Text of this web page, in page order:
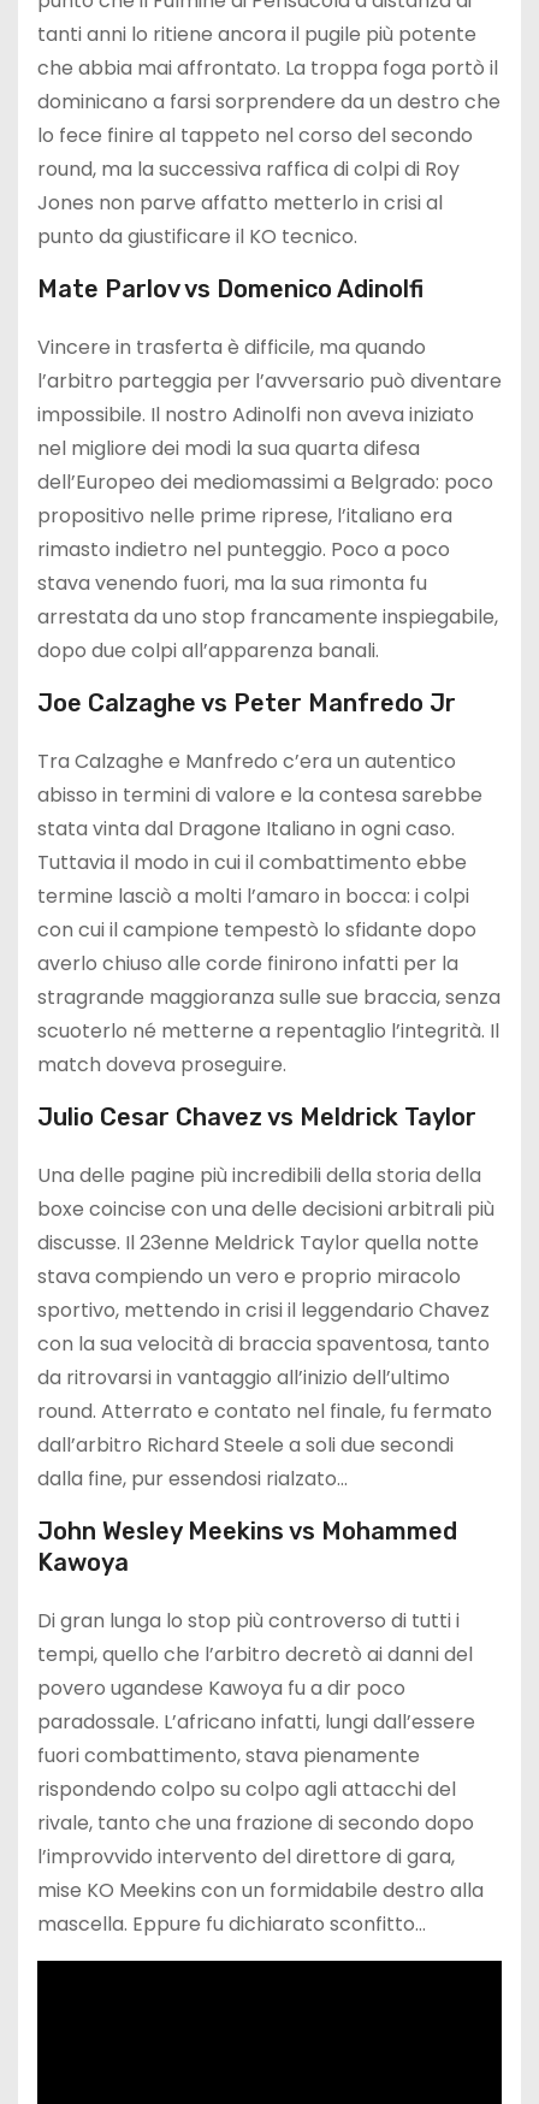
tanti anni lo ritiene ancora il pugile più potente
che abbia mai affrontato. La troppa foga portò il
dominicano a farsi sorprendere da un destro che
lo fece finire al tappeto nel corso del secondo
round, ma la successiva raffica di colpi di Roy
Jones non parve affatto metterlo in crisi al
punto da giustificare il KO tecnico.
Mate Parlov vs Domenico Adinolfi
Vincere in trasferta è difficile, ma quando
l’arbitro parteggia per l’avversario può diventare
impossibile. Il nostro Adinolfi non aveva iniziato
nel migliore dei modi la sua quarta difesa
dell’Europeo dei mediomassimi a Belgrado: poco
propositivo nelle prime riprese, l’italiano era
rimasto indietro nel punteggio. Poco a poco
stava venendo fuori, ma la sua rimonta fu
arrestata da uno stop francamente inspiegabile,
dopo due colpi all’apparenza banali.
Joe Calzaghe vs Peter Manfredo Jr
Tra Calzaghe e Manfredo c’era un autentico
abisso in termini di valore e la contesa sarebbe
stata vinta dal Dragone Italiano in ogni caso.
Tuttavia il modo in cui il combattimento ebbe
termine lasciò a molti l’amaro in bocca: i colpi
con cui il campione tempestò lo sfidante dopo
averlo chiuso alle corde finirono infatti per la
stragrande maggioranza sulle sue braccia, senza
scuoterlo né metterne a repentaglio l’integrità. Il
match doveva proseguire.
Julio Cesar Chavez vs Meldrick Taylor
Una delle pagine più incredibili della storia della
boxe coincise con una delle decisioni arbitrali più
discusse. Il 23enne Meldrick Taylor quella notte
stava compiendo un vero e proprio miracolo
sportivo, mettendo in crisi il leggendario Chavez
con la sua velocità di braccia spaventosa, tanto
da ritrovarsi in vantaggio all’inizio dell’ultimo
round. Atterrato e contato nel finale, fu fermato
dall’arbitro Richard Steele a soli due secondi
dalla fine, pur essendosi rialzato…
John Wesley Meekins vs Mohammed
Kawoya
Di gran lunga lo stop più controverso di tutti i
tempi, quello che l’arbitro decretò ai danni del
povero ugandese Kawoya fu a dir poco
paradossale. L’africano infatti, lungi dall’essere
fuori combattimento, stava pienamente
rispondendo colpo su colpo agli attacchi del
rivale, tanto che una frazione di secondo dopo
l’improvvido intervento del direttore di gara,
mise KO Meekins con un formidabile destro alla
mascella. Eppure fu dichiarato sconfitto…